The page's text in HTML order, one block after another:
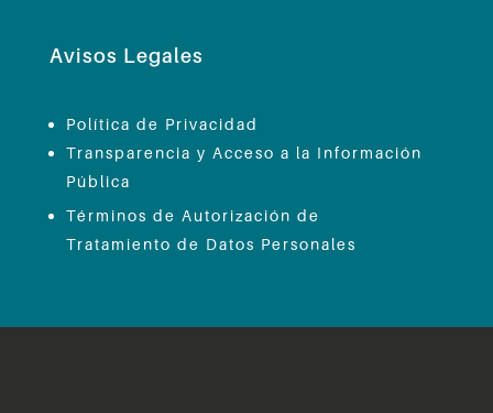
Avisos Legales
Política de Privacidad
Transparencia y Acceso a la Información
Pública
Términos de Autorización de
Tratamiento de Datos Personales